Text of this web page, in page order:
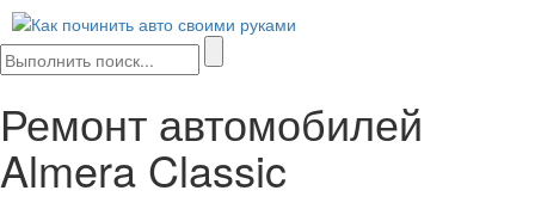
Ремонт автомобилей
Almera Classic